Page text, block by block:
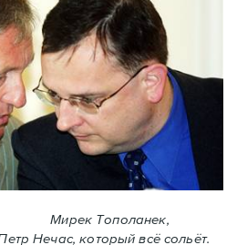
Мирек Тополанек,
Нечас, который всё сольёт.